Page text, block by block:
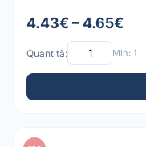
4.43€ – 4.65€
Quantità: Min: 1